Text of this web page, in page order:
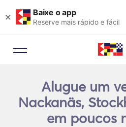
× Baixe o app
Reserve mais rápido e fácil
Alugue um
Nackanäs,
em poucos